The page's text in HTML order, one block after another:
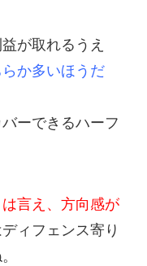
が取れるうえ
か多いほうだ
ーできるハーフ
言え、方向感が
ィフェンス寄り